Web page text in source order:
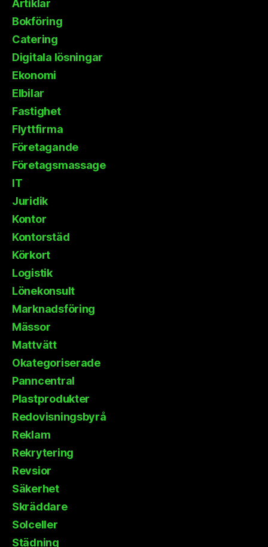
Artiklar
Bokföring
Catering
Digitala lösningar
Ekonomi
Elbilar
Fastighet
Flyttfirma
Företagande
Företagsmassage
IT
Juridik
Kontor
Kontorstäd
Körkort
Logistik
Lönekonsult
Marknadsföring
Mässor
Mattvätt
Okategoriserade
Panncentral
Plastprodukter
Redovisningsbyrå
Reklam
Rekrytering
Revsior
Säkerhet
Skräddare
Solceller
Städning